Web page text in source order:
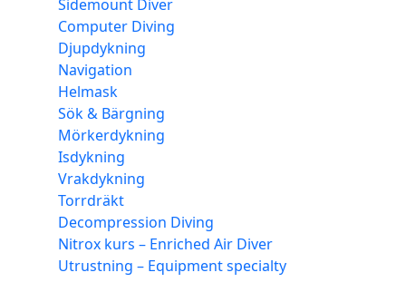
Sidemount Diver
Computer Diving
Djupdykning
Navigation
Helmask
Sök & Bärgning
Mörkerdykning
Isdykning
Vrakdykning
Torrdräkt
Decompression Diving
Nitrox kurs – Enriched Air Diver
Utrustning – Equipment specialty